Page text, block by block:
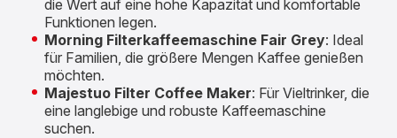
die Wert auf eine hohe Kapazität und komfortable
Funktionen legen.
Morning Filterkaffeemaschine Fair Grey: Ideal
für Familien, die größere Mengen Kaffee genießen
möchten.
Majestuo Filter Coffee Maker: Für Vieltrinker, die
eine langlebige und robuste Kaffeemaschine
suchen.